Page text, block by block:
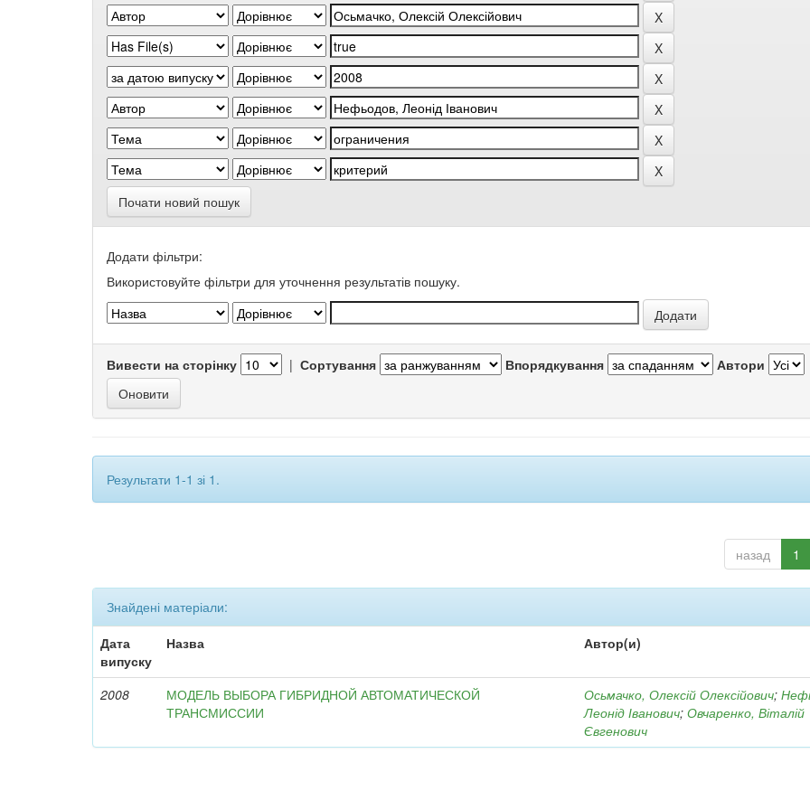
Почати новий пошук
Додати фільтри:
Використовуйте фільтри для уточнення результатів пошуку.
Вивести на сторінку | Сортування Впорядкування Автори
Результати 1-1 зі 1.
назад 1
Знайдені матеріали:
Дата
випуску
Назва Автор(и)
2008
МОДЕЛЬ ВЫБОРА ГИБРИДНОЙ АВТОМАТИЧЕСКОЙ
ТРАНСМИССИИ
Осьмачко, Олексій Олексійович;
Леонід Іванович;Овчаренко, Віталій
Євгенович